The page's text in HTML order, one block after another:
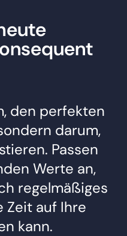
den perfekten
darum,
Passen
Werte an,
regelmäßiges
Zeit auf Ihre
kann.